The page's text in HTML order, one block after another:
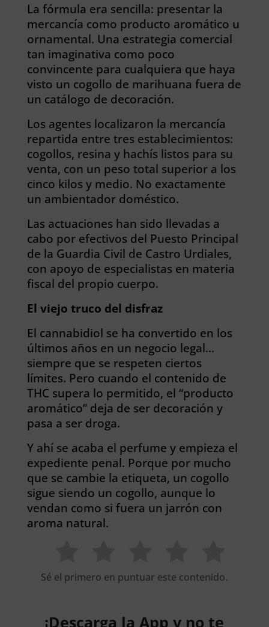
La fórmula era sencilla: presentar la
mercancía como producto aromático u
ornamental. Una estrategia comercial
tan imaginativa como poco
convincente para cualquiera que haya
visto un cogollo de marihuana fuera de
un catálogo de decoración.
Los agentes localizaron la mercancía
repartida entre tres establecimientos:
cogollos, resina y hachís listos para su
venta, con un peso total superior a los
cinco kilos y medio. No exactamente
un ambientador doméstico.
Las actuaciones han sido llevadas a
cabo por efectivos del Puesto Principal
de la Guardia Civil de Castro Urdiales,
con apoyo de especialistas en materia
fiscal del propio cuerpo.
El viejo truco del disfraz
El cannabidiol se ha convertido en los
últimos años en un negocio legal…
siempre que se respeten ciertos
límites. Pero cuando el contenido de
THC supera lo permitido, el “producto
aromático” deja de ser decoración y
pasa a ser droga.
Y ahí se acaba el perfume y empieza el
expediente penal. Porque por mucho
que se cambie la etiqueta, un cogollo
sigue siendo un cogollo, aunque lo
vendan como si fuera un jarrón con
aroma natural.
Sé el primero en puntuar este contenido.
¡Descarga la App y no te